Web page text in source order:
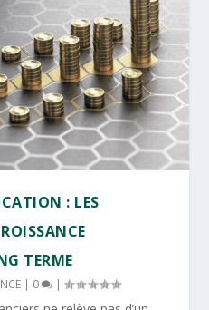
: LES
TERME
| 0 |